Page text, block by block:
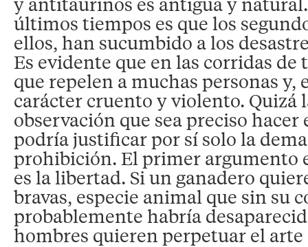
últimos tiempos es que los
ellos, han sucumbido a los
Es evidente que en las corridas de
que repelen a muchas personas y,
carácter cruento y violento. Quizá
observación que sea preciso hacer
podría justificar por sí solo la
prohibición. El primer argumento
es la libertad. Si un ganadero
bravas, especie animal que sin su
probablemente habría
hombres quieren perpetuar el